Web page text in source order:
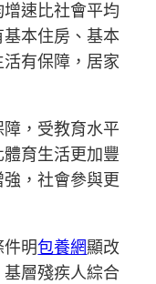
速比社會平均
本住房、基本
有保障，居家
，受教育水平
育生活更加豐
，社會參與更
明包養網顯改
層殘疾人綜合